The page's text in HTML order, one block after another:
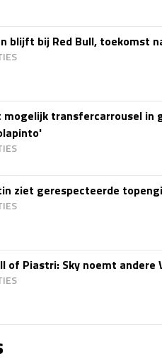
blijft bij Red Bull, toekomst
mogelijk transfercarrousel in
ziet gerespecteerde
of Piastri: Sky noemt